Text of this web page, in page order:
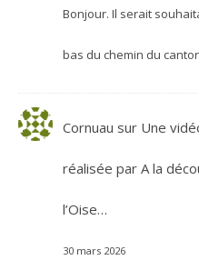
Bonjour. Il serait
bas du chemin du
Cornuau sur Une
réalisée par A la
l’Oise…
30 mars 2026